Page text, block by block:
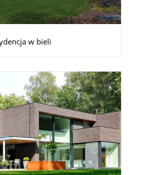
w bieli